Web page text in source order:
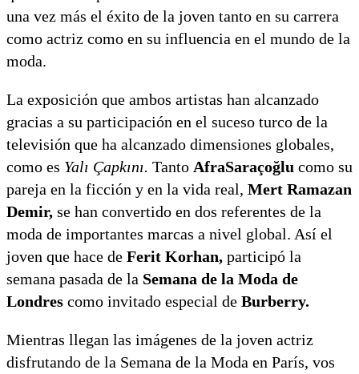
una vez más el éxito de la joven tanto en su carrera
como actriz como en su influencia en el mundo de la
moda.
La exposición que ambos artistas han alcanzado
gracias a su participación en el suceso turco de la
televisión que ha alcanzado dimensiones globales,
como es Yalı Çapkını. Tanto AfraSaraçoğlu como su
pareja en la ficción y en la vida real, Mert Ramazan
Demir, se han convertido en dos referentes de la
moda de importantes marcas a nivel global. Así el
joven que hace de Ferit Korhan, participó la
semana pasada de la Semana de la Moda de
Londres como invitado especial de Burberry.
Mientras llegan las imágenes de la joven actriz
disfrutando de la Semana de la Moda en París, vos